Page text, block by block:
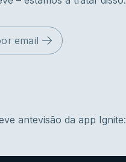
email
antevisão da app Ignite: